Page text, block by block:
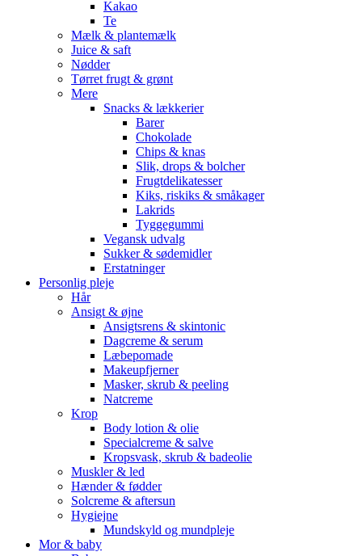
Kakao
Te
Mælk & plantemælk
Juice & saft
Nødder
Tørret frugt & grønt
Mere
Snacks & lækkerier
Barer
Chokolade
Chips & knas
Slik, drops & bolcher
Frugtdelikatesser
Kiks, riskiks & småkager
Lakrids
Tyggegummi
Vegansk udvalg
Sukker & sødemidler
Erstatninger
Personlig pleje
Hår
Ansigt & øjne
Ansigtsrens & skintonic
Dagcreme & serum
Læbepomade
Makeupfjerner
Masker, skrub & peeling
Natcreme
Krop
Body lotion & olie
Specialcreme & salve
Kropsvask, skrub & badeolie
Muskler & led
Hænder & fødder
Solcreme & aftersun
Hygiejne
Mundskyld og mundpleje
Mor & baby